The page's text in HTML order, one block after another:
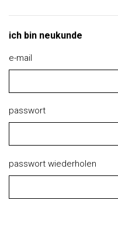
ich bin neukunde
e-mail
passwort
passwort wiederholen